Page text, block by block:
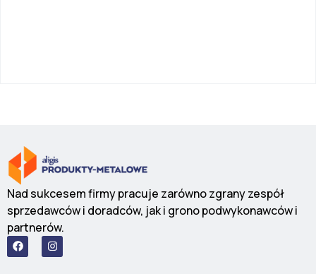
Nad sukcesem firmy pracuje zarówno zgrany zespół
sprzedawców i doradców, jak i grono podwykonawców i
partnerów.
F
a
c
I
n
s